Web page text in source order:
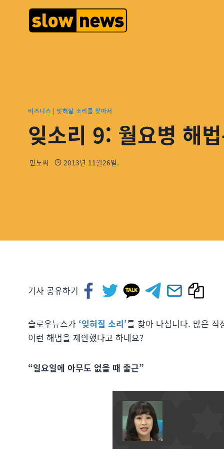
비즈니스 |잊혀질 소리를 찾아서
잊소리 9: 월요병 해
민노씨 2013년 11월26일.
기사 공유하기
슬로우뉴스가 ‘잊혀질 소리’를 찾아 나섭니다. 많은 직
이런 해법을 제안했다고 하네요?
“일요일에 아무도 없을 때 출근”